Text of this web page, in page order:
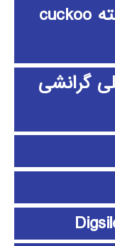
الگوریتم جستجوی فاخته cuckoo
گرانشی